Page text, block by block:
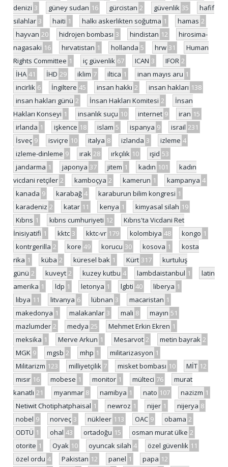
denizi 3 güney sudan 16 gürcistan 2 güvenlik 35
hafif
silahlar 3 haiti 1 halkı askerlikten soğutma 1 hamas 2
hayvan 20 hidrojen bombası 3 hindistan 12
hirosima-
nagasaki 16 hırvatistan 1 hollanda 5 hrw 31
Human
Rights Committee 1 iç güvenlik 67 ICAN 3 IFOR 2
İHA 41 İHD 29 iklim 7 iltica 1 inan mayıs aru 1
incirlik 6 İngiltere 45 insan hakkı 2 insan hakları 138
insan hakları günü 2 İnsan Hakları Komitesi 2
İnsan
Hakları Konseyi 1 insanlık suçu 10 internet 9 iran 15
irlanda 1 işkence 18 islam 5 ispanya 9 israil 231
İsveç 9 isviçre 10 italya 8 izlanda 3 izleme 4
izleme-dinleme 9 ırak 28 ırkçılık 10 ışid 53
jandarma 1 japonya 37 jitem 1 kadın 101
kadın
vicdani retçiler 2 kamboçya 2 kamerun 1 kampanya 4
kanada 9 karabağ 4 karaburun bilim kongresi 1
karadeniz 2 katar 11 kenya 1 kimyasal silah 19
Kıbrıs 1 kıbrıs cumhuriyeti 12
Kıbrıs'ta Vicdani Ret
İnisiyatifi 1 kktc 3 kktc-vr 179 kolombiya 48 kongo 1
kontrgerilla 2 kore 49 korucu 30 kosova 1
kosta
rika 1 küba 2 küresel bak 1 Kürt 317
kurtuluş
günü 2 kuveyt 2 kuzey kutbu 4 lambdaistanbul 1
latin
amerika 1 ldp 1 letonya 1 lgbti 40 liberya 1
libya 11 litvanya 6 lübnan 3 macaristan 1
makedonya 1 malakanlar 3 mali 8 mayın 51
mazlumder 2 medya 25 Mehmet Erkin Ekren 1
meksika 1 Merve Arkun 1 Mesarvot 2 metin bayrak 2
MGK 9 mgsb 2 mhp 1 militarizasyon 1
Militarizm 123 milliyetçilik 7 misket bombası 10 MİT 12
mısır 16 mobese 1 monitor 1 mülteci 76
murat
kanatlı 21 myanmar 8 namibya 1 nato 107 nazizm 1
Netiwit Chotiphatphaisal 1 newroz 1 nijer 1 nijerya 8
nobel 9 norveç 3 nükleer 113 OAC 9 obama 2
ODTÜ 1 ohal 43 ortadoğu 15 osman murat ülke 2
otorite 1 Oyak 10 oyuncak silah 4 özel güvenlik 11
özel ordu 4 Pakistan 12 panel 1 papa 12